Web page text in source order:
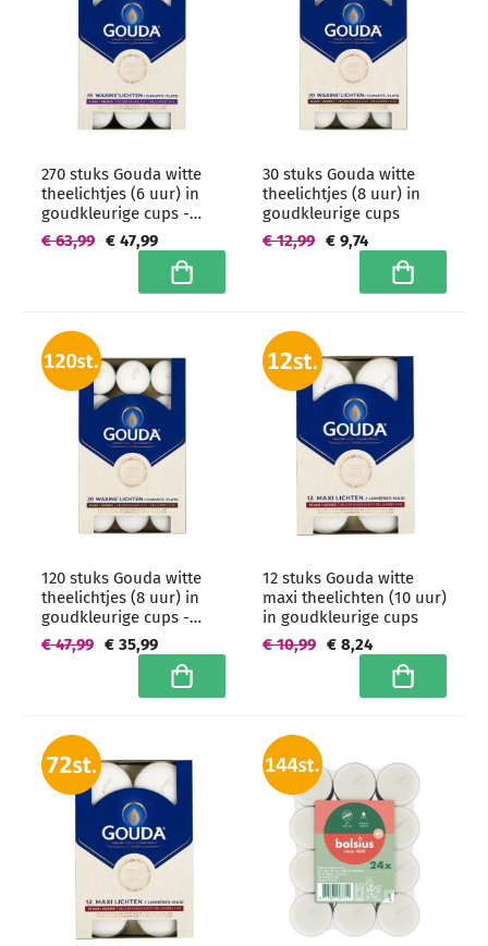
270 stuks Gouda witte
theelichtjes (6 uur) in
goudkleurige cups -
grootverpakking
€ 47,99
€ 63,99
In winkelwagen
30 stuks Gouda witte
theelichtjes (8 uur) in
goudkleurige cups
€ 9,74
€ 12,99
In
120 stuks Gouda witte
theelichtjes (8 uur) in
goudkleurige cups -
grootverpakking
€ 35,99
€ 47,99
In winkelwagen
12 stuks Gouda witte
maxi theelichten (10 uur)
in goudkleurige cups
€ 8,24
€ 10,99
In